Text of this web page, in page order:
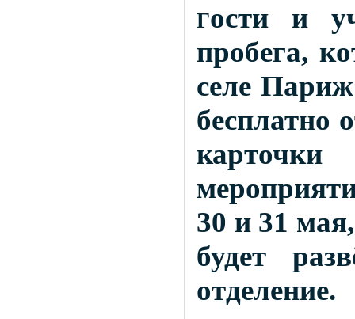
Гости и
пробега,
селе
бесплатно
30 и 31
будет
отделение.